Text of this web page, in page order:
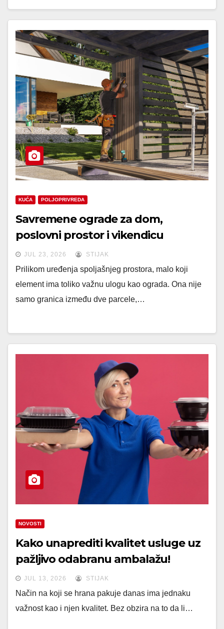
KUĆA POLJOPRIVREDA
Savremene ograde za dom,
poslovni prostor i vikendicu
JUL 23, 2026 STIJAK
Prilikom uređenja spoljašnjeg prostora, malo koji
element ima toliko važnu ulogu kao ograda. Ona nije
samo granica između dve parcele,…
NOVOSTI
Kako unaprediti kvalitet usluge uz
pažljivo odabranu ambalažu!
JUL 13, 2026 STIJAK
Način na koji se hrana pakuje danas ima jednaku
važnost kao i njen kvalitet. Bez obzira na to da li…